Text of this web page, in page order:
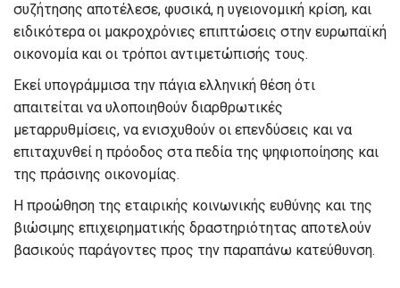
συζήτησης αποτέλεσε, φυσικά, η υγειονομική κρίση, και
ειδικότερα οι μακροχρόνιες επιπτώσεις στην ευρωπαϊκή
οικονομία και οι τρόποι αντιμετώπισής τους.
Εκεί υπογράμμισα την πάγια ελληνική θέση ότι
απαιτείται να υλοποιηθούν διαρθρωτικές
μεταρρυθμίσεις, να ενισχυθούν οι επενδύσεις και να
επιταχυνθεί η πρόοδος στα πεδία της ψηφιοποίησης και
της πράσινης οικονομίας.
Η προώθηση της εταιρικής κοινωνικής ευθύνης και της
βιώσιμης επιχειρηματικής δραστηριότητας αποτελούν
βασικούς παράγοντες προς την παραπάνω κατεύθυνση.